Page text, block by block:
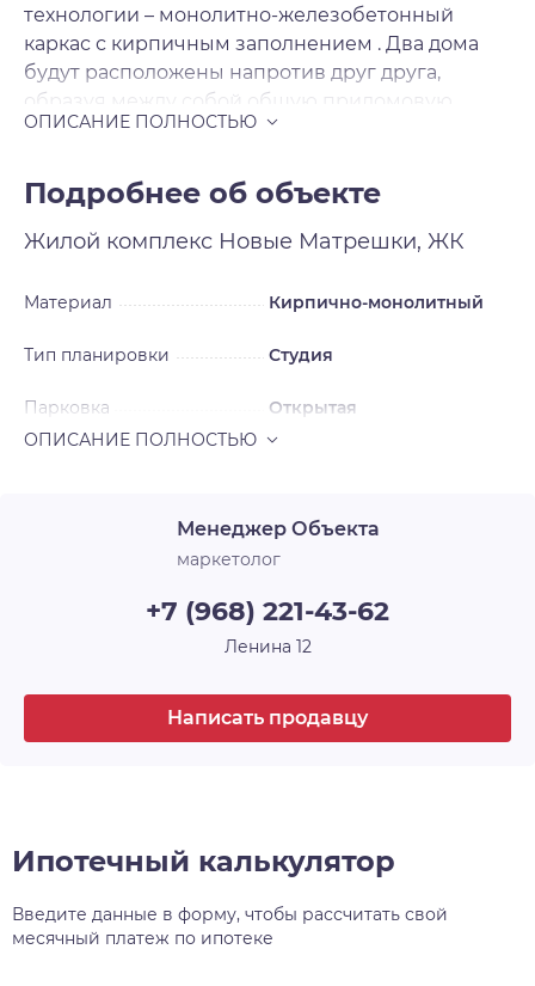
технологии – монолитно-железобетонный
каркас с кирпичным заполнением . Два дома
будут расположены напротив друг друга,
образуя между собой общую придомовую
территорию со своей атмосферой. На первых
коммерческой инфраструктуры. Вокруг домов
предусмотрены парковочные места на 983
автомобиля, за безопасность которых можно не
огорожена по периметру. Готовые квартиры с
застройщика. После получения ключей вы
Застройщик делает ремонт в нейтральном
стиле, который легко переделать под свои
площадки выглядят современно, стильно и
продолжают общую концепцию оформления.
Подробнее об объекте
Жилой комплекс Новые Матрешки, ЖК
Материал Кирпично-монолитный
Тип планировки Студия
Парковка Открытая
Менеджер Объекта
маркетолог
+7 (968) 221-43-62
Ленина 12
Написать продавцу
Ипотечный калькулятор
Введите данные в форму, чтобы рассчитать свой
месячный платеж по ипотеке